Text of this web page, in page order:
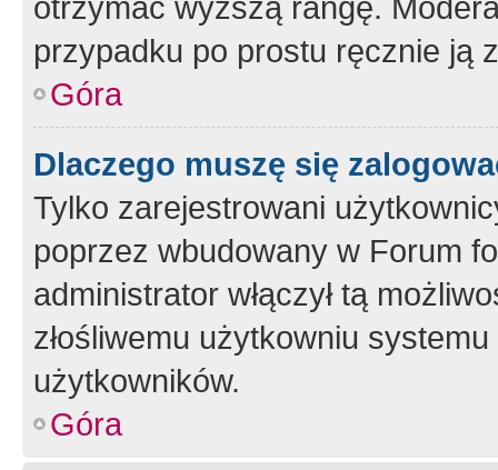
przypadku po prostu ręcznie ją
Góra
Dlaczego muszę się
Tylko zarejestrowani
poprzez wbudowany w Forum
administrator włączył tą
złośliwemu użytkowniu
użytkowników.
Góra